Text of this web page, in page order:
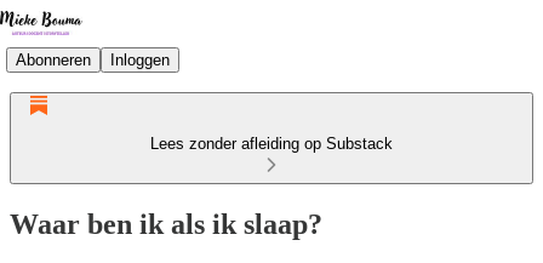
Abonneren Inloggen
Lees zonder afleiding op Substack
Waar ben ik als ik slaap?